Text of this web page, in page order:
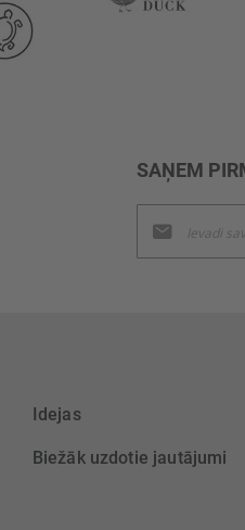
SAŅEM
jaunumu
saņemšanai:
Idejas
Biežāk uzdotie jautājumi